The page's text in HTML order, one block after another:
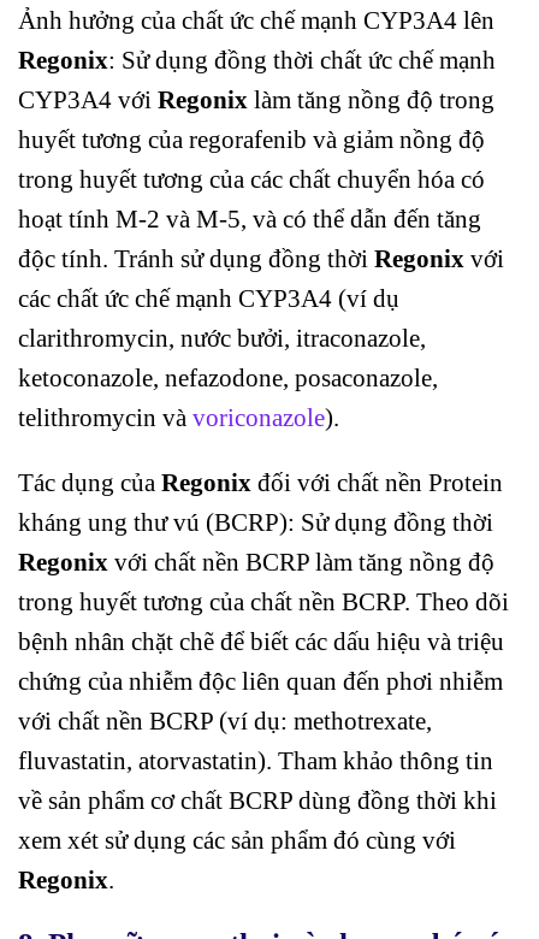
Ảnh hưởng của chất ức chế mạnh CYP3A4 lên
Regonix: Sử dụng đồng thời chất ức chế mạnh
CYP3A4 với Regonix làm tăng nồng độ trong
huyết tương của regorafenib và giảm nồng độ
trong huyết tương của các chất chuyển hóa có
hoạt tính M-2 và M-5, và có thể dẫn đến tăng
độc tính. Tránh sử dụng đồng thời Regonix với
các chất ức chế mạnh CYP3A4 (ví dụ
clarithromycin, nước bưởi, itraconazole,
ketoconazole, nefazodone, posaconazole,
telithromycin và voriconazole).
Tác dụng của Regonix đối với chất nền Protein
kháng ung thư vú (BCRP): Sử dụng đồng thời
Regonix với chất nền BCRP làm tăng nồng độ
trong huyết tương của chất nền BCRP. Theo dõi
bệnh nhân chặt chẽ để biết các dấu hiệu và triệu
chứng của nhiễm độc liên quan đến phơi nhiễm
với chất nền BCRP (ví dụ: methotrexate,
fluvastatin, atorvastatin). Tham khảo thông tin
về sản phẩm cơ chất BCRP dùng đồng thời khi
xem xét sử dụng các sản phẩm đó cùng với
Regonix.